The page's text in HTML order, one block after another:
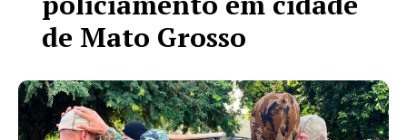
de Mato Grosso